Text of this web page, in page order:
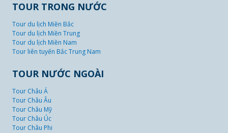
TOUR TRONG NƯỚC
Tour du lịch Miền Bắc
Tour du lịch Miền Trung
Tour du lịch Miền Nam
Tour liên tuyến Bắc Trung Nam
TOUR NƯỚC NGOÀI
Tour Châu Á
Tour Châu Âu
Tour Châu Mỹ
Tour Châu Úc
Tour Châu Phi